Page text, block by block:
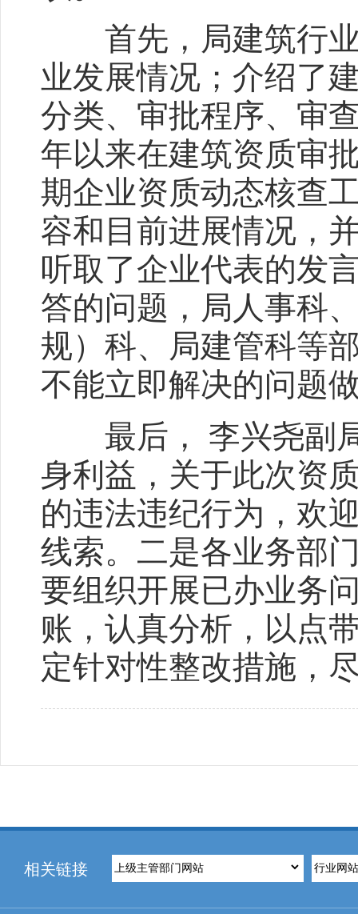
首先，局建筑行业
业发展情况；介绍了
分类、审批程序、审
年以来在建筑资质审
期企业资质动态核查
容和目前进展情况，
听取了企业代表的发
答的问题，局人事科
规）科、局建管科等
不能立即解决的问题
最后， 李兴尧副局
身利益，关于此次资
的违法违纪行为，欢
线索。二是各业务部
要组织开展已办业务
账，认真分析，以点
定针对性整改措施，
相关链接